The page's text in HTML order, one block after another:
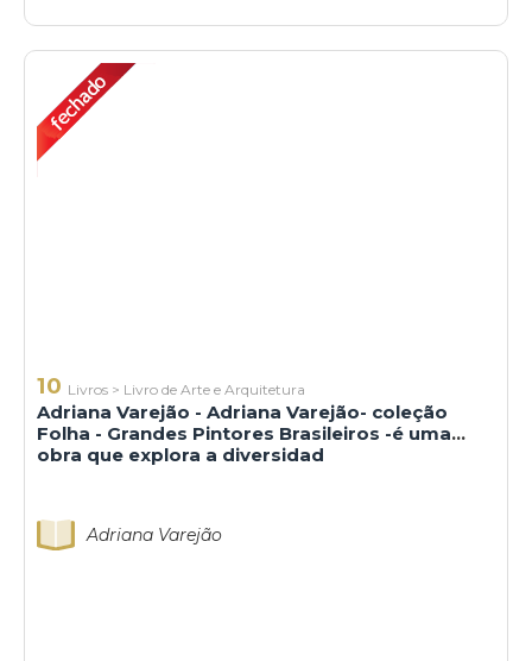
10 Livros > Livro de Arte e Arquitetura
Adriana Varejão - Adriana Varejão- coleção
Folha - Grandes Pintores Brasileiros -é uma
obra que explora a diversidad
Adriana Varejão